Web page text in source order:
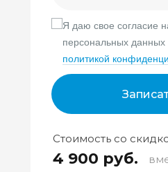
Я даю свое согласие
персональных данных
политикой
Стоимость со
4 900 руб.